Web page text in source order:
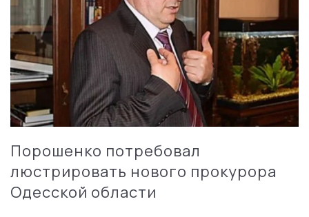
Порошенко потребовал
люстрировать нового прокурора
Одесской области